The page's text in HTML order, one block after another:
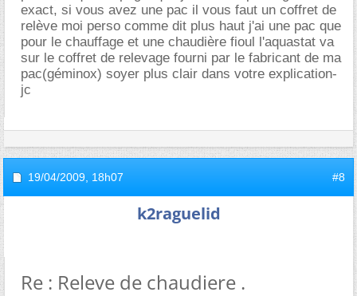
exact, si vous avez une pac il vous faut un coffret de
relève moi perso comme dit plus haut j'ai une pac que
pour le chauffage et une chaudière fioul l'aquastat va
sur le coffret de relevage fourni par le fabricant de ma
pac(géminox) soyer plus clair dans votre explication-
jc
19/04/2009, 18h07 #8
k2raguelid
Re : Releve de chaudiere .